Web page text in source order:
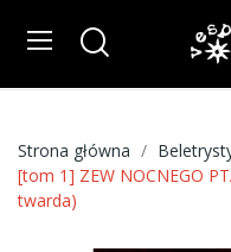
Strona główna
[tom 1] ZEW NOCNEGO
twarda)